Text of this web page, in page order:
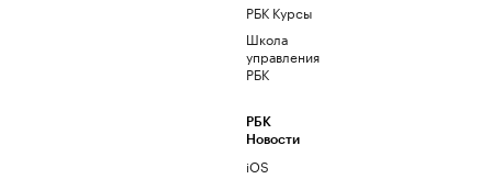
РБК Курсы
Школа
управления
РБК
РБК
Новости
iOS